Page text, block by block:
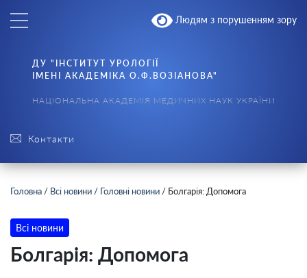
Людям з порушенням зору
Контакти
ДУ "ІНСТИТУТ УРОЛОГІЇ
ІМЕНІ АКАДЕМІКА О.Ф.ВОЗІАНОВА"
НАЦІОНАЛЬНА АКАДЕМІЯ МЕДИЧНИХ НАУК УКРАЇНИ
Головна / Всі новини / Головні новини / Болгарія: Допомога
Всі новини
Болгарія: Допомога